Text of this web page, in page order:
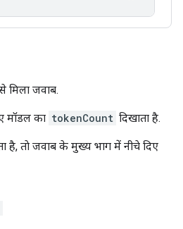
मिला जवाब.
मॉडल का tokenCount दिखाता है.
है, ताे जवाब के मुख्य भाग में नीचे दिए